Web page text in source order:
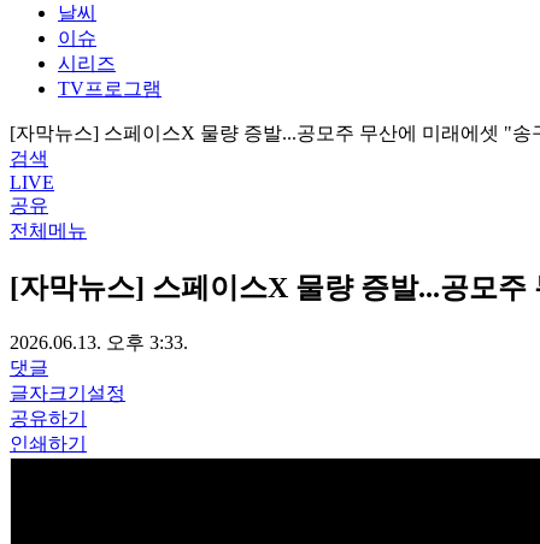
날씨
이슈
시리즈
TV프로그램
[자막뉴스] 스페이스X 물량 증발...공모주 무산에 미래에셋 "송
검색
LIVE
공유
전체메뉴
[자막뉴스] 스페이스X 물량 증발...공모
2026.06.13. 오후 3:33.
댓글
글자크기설정
공유하기
인쇄하기